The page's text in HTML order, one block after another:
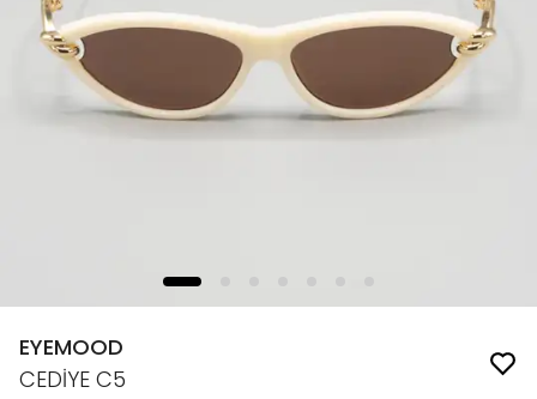
EYEMOOD
CEDİYE C5